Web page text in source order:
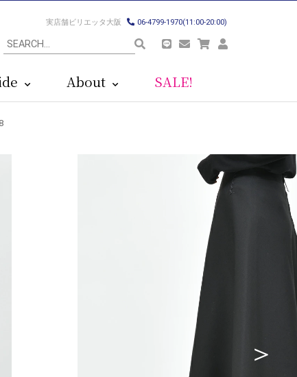
実店舗ビリエッタ大阪 06-4799-1970(11:00-20:00)
About SALE!